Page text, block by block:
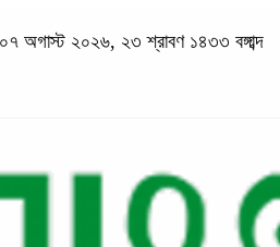
অগাস্ট ২০২৬, ২৩ শ্রাবণ ১৪৩৩ বঙ্গাব্দ